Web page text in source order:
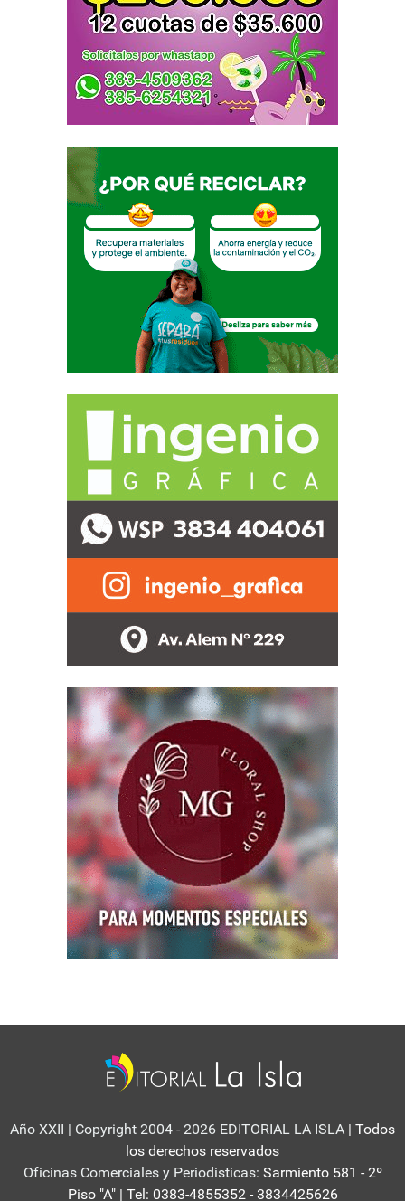
Año XXII | Copyright 2004 - 2026 EDITORIAL LA ISLA | Todos
los derechos reservados
Oficinas Comerciales y Periodisticas: Sarmiento 581 - 2º
Piso "A" | Tel: 0383-4855352 - 3834425626